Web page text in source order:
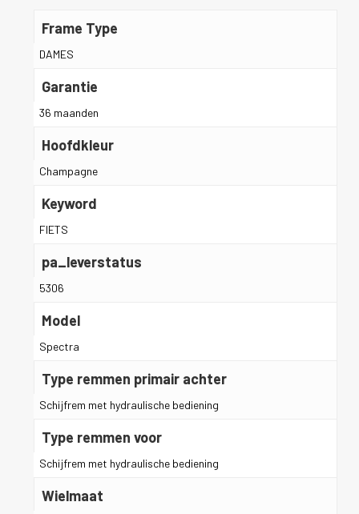
Frame Type
DAMES
Garantie
36 maanden
Hoofdkleur
Champagne
Keyword
FIETS
pa_leverstatus
5306
Model
Spectra
Type remmen primair achter
Schijfrem met hydraulische bediening
Type remmen voor
Schijfrem met hydraulische bediening
Wielmaat